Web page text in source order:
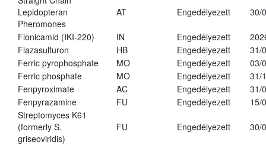
Lepidopteran
Pheromones
AT Engedélyezett 30/
Flonicamid (IKI-220) IN Engedélyezett
Flazasulfuron
HB Engedélyezett
31/
Ferric pyrophosphate
MO Engedélyezett
03/
Ferric phosphate
MO Engedélyezett
31/
Fenpyroximate
AC Engedélyezett
31/
Fenpyrazamine
FU Engedélyezett
15/
Streptomyces K61
(formerly S.
griseoviridis)
FU Engedélyezett 30/